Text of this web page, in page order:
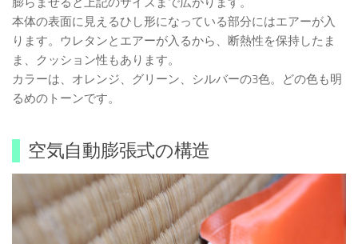
本体の表面に見えるひし形になっている部分にはエアーが入
ります。ウレタンとエアーが入るから、断熱性を保持したま
ま、クッション性もあります。
カラーは、オレンジ、グリーン、シルバーの3色。どの色も明
るめのトーンです。
空気自動膨張式の構造